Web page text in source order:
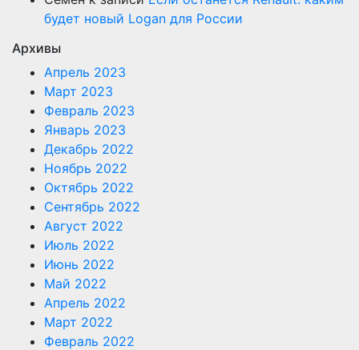
будет новый Logan для России
Архивы
Апрель 2023
Март 2023
Февраль 2023
Январь 2023
Декабрь 2022
Ноябрь 2022
Октябрь 2022
Сентябрь 2022
Август 2022
Июль 2022
Июнь 2022
Май 2022
Апрель 2022
Март 2022
Февраль 2022